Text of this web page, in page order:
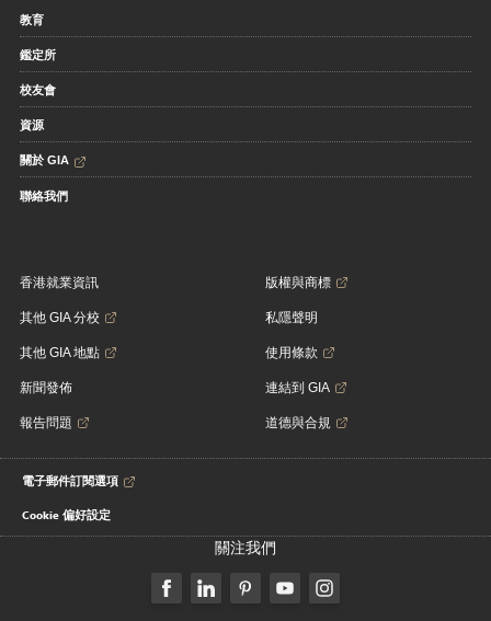
教育
鑑定所
校友會
資源
關於 GIA
聯絡我們
香港就業資訊
其他 GIA 分校
其他 GIA 地點
新聞發佈
報告問題
版權與商標
私隱聲明
使用條款
連結到 GIA
道德與合規
電子郵件訂閱選項
Cookie 偏好設定
關注我們